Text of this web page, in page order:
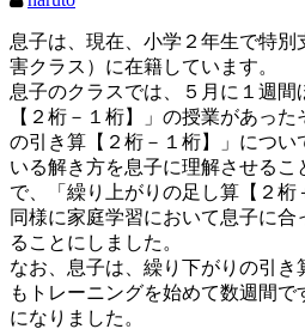
息子は、現在、小学２年生で特
害クラス）に在籍しています。
息子のクラスでは、５月に１週
【２桁－１桁】」の授業があっ
の引き算【２桁－１桁】」につい
いる解き方を息子に理解させる
で、「繰り上がりの足し算【２桁
同様に家庭学習において息子に
ることにしました。
なお、息子は、繰り下がりの引き
もトレーニングを始めて数週間で
になりました。